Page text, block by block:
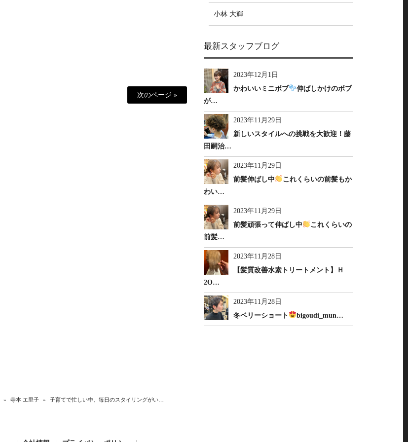
次のページ »
小林 大輝
最新スタッフブログ
2023年12月1日
かわいいミニボブ
伸ばしかけのボブ
が…
2023年11月29日
新しいスタイルへの挑戦を大歓迎！藤
田嗣治…
2023年11月29日
前髪伸ばし中
これくらいの前髪もか
わい…
2023年11月29日
前髪頑張って伸ばし中
これくらいの
前髪…
2023年11月28日
【髪質改善水素トリートメント】Ｈ
2O…
2023年11月28日
冬ベリーショート
bigoudi_mun…
» 寺本 エ里子 » 子育てで忙しい中、毎日のスタイリングがい…